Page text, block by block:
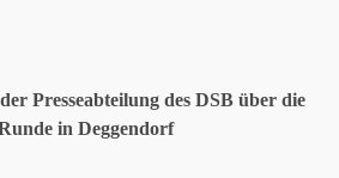
Presseabteilung des DSB über die
in Deggendorf